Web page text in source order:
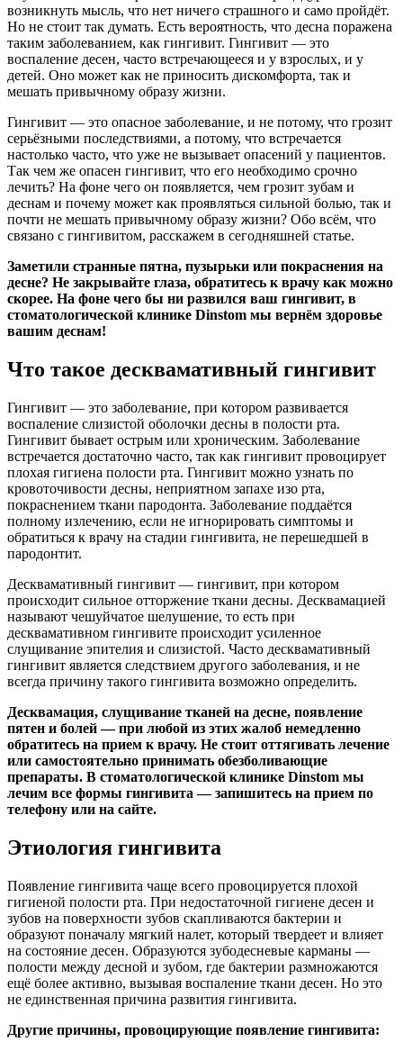
возникнуть мысль, что нет ничего страшного и само пройдёт.
Но не стоит так думать. Есть вероятность, что десна поражена
таким заболеванием, как гингивит. Гингивит — это
воспаление десен, часто встречающееся и у взрослых, и у
детей. Оно может как не приносить дискомфорта, так и
мешать привычному образу жизни.
Гингивит — это опасное заболевание, и не потому, что грозит
серьёзными последствиями, а потому, что встречается
настолько часто, что уже не вызывает опасений у пациентов.
Так чем же опасен гингивит, что его необходимо срочно
лечить? На фоне чего он появляется, чем грозит зубам и
деснам и почему может как проявляться сильной болью, так и
почти не мешать привычному образу жизни? Обо всём, что
связано с гингивитом, расскажем в сегодняшней статье.
Заметили странные пятна, пузырьки или покраснения на
десне? Не закрывайте глаза, обратитесь к врачу как можно
скорее. На фоне чего бы ни развился ваш гингивит, в
стоматологической клинике Dinstom мы вернём здоровье
вашим деснам!
Что такое десквамативный гингивит
Гингивит — это заболевание, при котором развивается
воспаление слизистой оболочки десны в полости рта.
Гингивит бывает острым или хроническим. Заболевание
встречается достаточно часто, так как гингивит провоцирует
плохая гигиена полости рта. Гингивит можно узнать по
кровоточивости десны, неприятном запахе изо рта,
покраснением ткани пародонта. Заболевание поддаётся
полному излечению, если не игнорировать симптомы и
обратиться к врачу на стадии гингивита, не перешедшей в
пародонтит.
Десквамативный гингивит — гингивит, при котором
происходит сильное отторжение ткани десны. Десквамацией
называют чешуйчатое шелушение, то есть при
десквамативном гингивите происходит усиленное
слущивание эпителия и слизистой. Часто десквамативный
гингивит является следствием другого заболевания, и не
всегда причину такого гингивита возможно определить.
Десквамация, слущивание тканей на десне, появление
пятен и болей — при любой из этих жалоб немедленно
обратитесь на прием к врачу. Не стоит оттягивать лечение
или самостоятельно принимать обезболивающие
препараты. В стоматологической клинике Dinstom мы
лечим все формы гингивита — запишитесь на прием по
телефону или на сайте.
Этиология гингивита
Появление гингивита чаще всего провоцируется плохой
гигиеной полости рта. При недостаточной гигиене десен и
зубов на поверхности зубов скапливаются бактерии и
образуют поначалу мягкий налет, который твердеет и влияет
на состояние десен. Образуются зубодесневые карманы —
полости между десной и зубом, где бактерии размножаются
ещё более активно, вызывая воспаление ткани десен. Но это
не единственная причина развития гингивита.
Другие причины, провоцирующие появление гингивита: